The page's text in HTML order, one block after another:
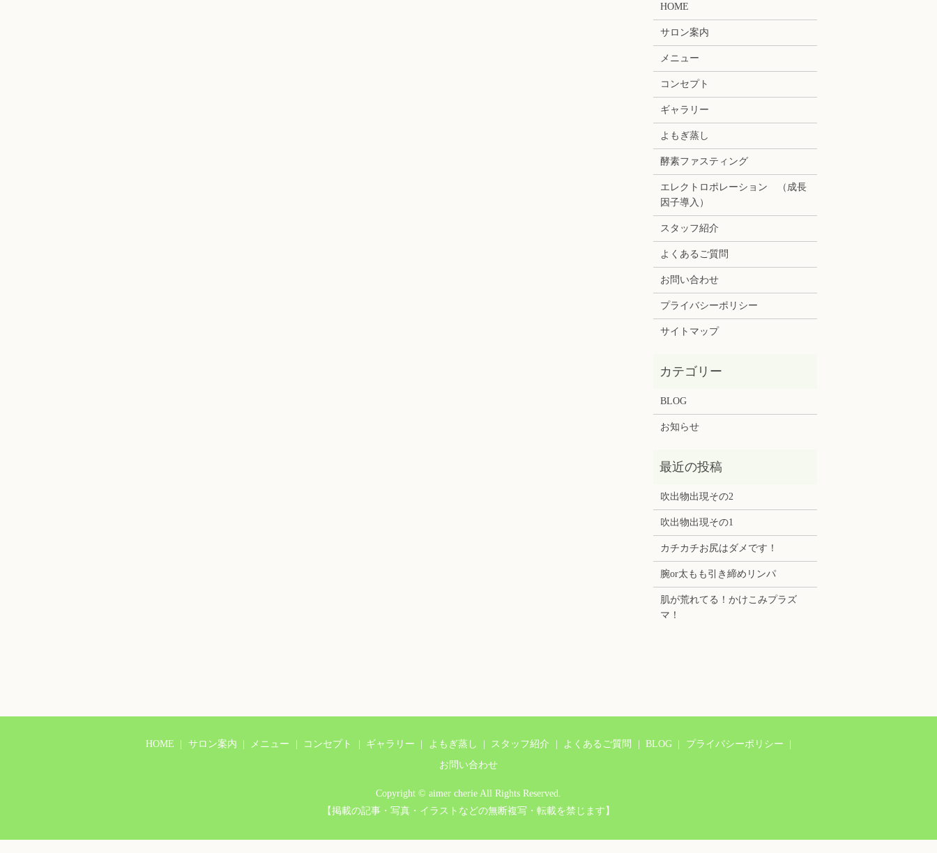
HOME
サロン案内
メニュー
コンセプト
ギャラリー
よもぎ蒸し
酵素ファスティング
エレクトロポレーション （成長
因子導入）
スタッフ紹介
よくあるご質問
お問い合わせ
プライバシーポリシー
サイトマップ
BLOG
お知らせ
吹出物出現その2
吹出物出現その1
カチカチお尻はダメです！
腕or太もも引き締めリンパ
肌が荒れてる！かけこみプラズ
マ！
HOME サロン案内 メニュー コンセプト ギャラリー よもぎ蒸し スタッフ紹介 よくあるご質問 BLOG
プライバシーポリシー
お問い合わせ
Copyright © aimer cherie All Rights Reserved.
【掲載の記事・写真・イラストなどの無断複写・転載を禁じます】